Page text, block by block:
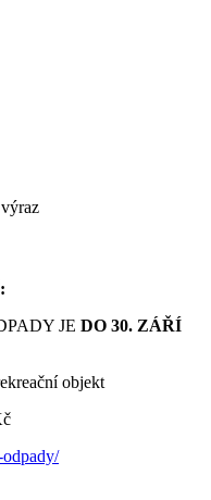
JE DO 30. ZÁŘÍ
objekt